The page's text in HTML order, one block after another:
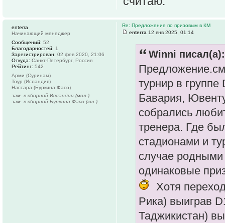
Re: Предложение по призовым в КМ
enterra 12 янв 2025, 01:14
Winni писал(а):
турнир в
Бавария,
собрались
тренера. Где
стадионами и
случае
одинаковые
Хотя
Рика) выиграв
Таджикистан)
enterra
Начинающий менеджер
Сообщений: 52
Благодарностей: 1
Зарегистрирован: 02 фев 2020, 21:06
Откуда: Санкт-Петербург, Россия
Рейтинг: 542
Арми (Суринам)
Тоур (Исландия)
Нассара (Буркина Фасо)
зам. в сборной Исландии (мол.)
зам. в сборной Буркина Фасо (юн.)